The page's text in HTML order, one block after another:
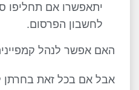
יתאפשרו אם תחליפו
לחשבון הפרסום.
האם אפשר לנהל
אבל אם בכל זאת בחרתן